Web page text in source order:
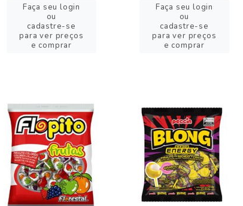
Faça seu login
ou
cadastre-se
para ver preços
e comprar
Faça seu login
ou
cadastre-se
para ver preços
e comprar